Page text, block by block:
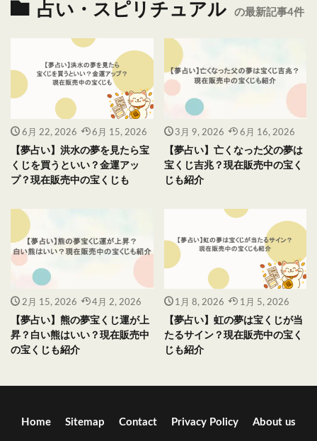
占い・スピリチュアル の最新記事4件
6月 22, 2026 6月 15, 2026
【夢占い】洪水の夢を見たら宝
くじを買うといい？金運アッ
プ？現在販売中の宝くじも
3月 9, 2026 6月 16, 2026
【夢占い】亡くなった父の夢は
宝くじ吉兆？現在販売中の宝く
じも紹介
2月 15, 2026 4月 2, 2026
【夢占い】熊の夢宝くじ運が上
昇？白い熊はいい？現在販売中
の宝くじも紹介
1月 8, 2026 1月 5, 2026
【夢占い】虹の夢は宝くじが当
たるサイン？現在販売中の宝く
じも紹介
Home Sitemap Contact Privacy Policy About us